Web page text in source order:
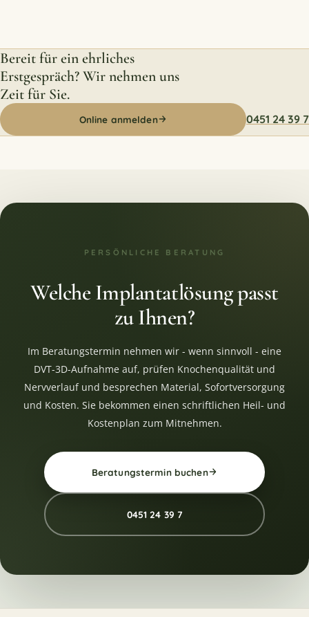
Bereit für ein ehrliches
Erstgespräch? Wir nehmen uns
Zeit für Sie.
Online anmelden 0451 24 39 7
PERSÖNLICHE BERATUNG
Welche Implantatlösung passt
zu Ihnen?
Im Beratungstermin nehmen wir - wenn sinnvoll - eine
DVT-3D-Aufnahme auf, prüfen Knochenqualität und
Nervverlauf und besprechen Material, Sofortversorgung
und Kosten. Sie bekommen einen schriftlichen Heil- und
Kostenplan zum Mitnehmen.
Beratungstermin buchen
0451 24 39 7